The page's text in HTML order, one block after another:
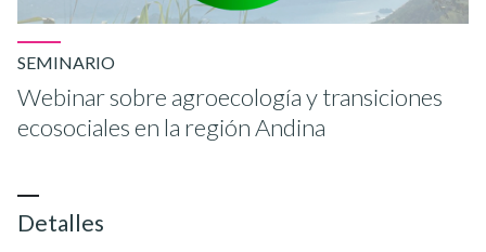
SEMINARIO
Webinar sobre agroecología y transiciones
ecosociales en la región Andina
Detalles